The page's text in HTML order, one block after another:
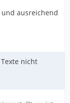
ausreichend
nicht